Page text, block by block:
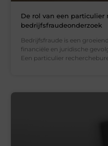
De rol van een particulier
bedrijfsfraudeonderzoek
Bedrijfsfraude is een
financiële en juridische
Een particulier